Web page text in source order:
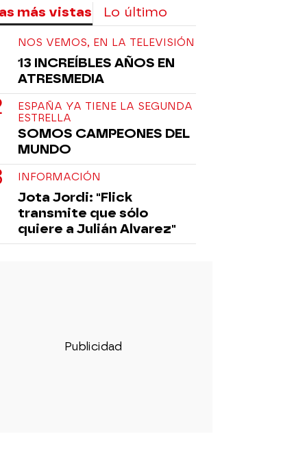
más vistas Lo último
NOS VEMOS, EN LA TELEVISIÓN
13 INCREÍBLES AÑOS EN
ATRESMEDIA
ESPAÑA YA TIENE LA SEGUNDA
ESTRELLA
SOMOS CAMPEONES DEL
MUNDO
INFORMACIÓN
Jota Jordi: "Flick
transmite que sólo
quiere a Julián Alvarez"